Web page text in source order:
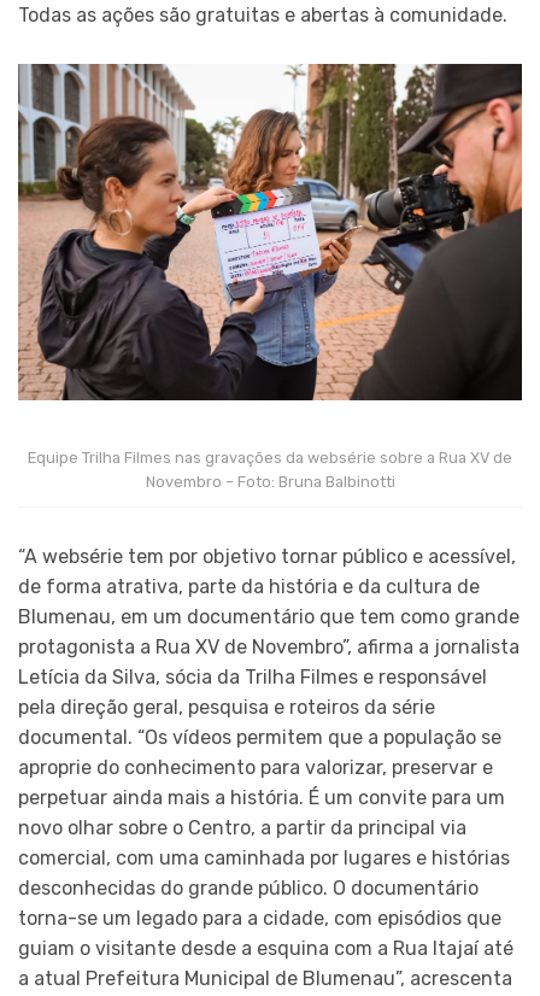
Todas as ações são gratuitas e abertas à comunidade.
Equipe Trilha Filmes nas gravações da websérie sobre a Rua XV de
Novembro – Foto: Bruna Balbinotti
“A websérie tem por objetivo tornar público e acessível,
de forma atrativa, parte da história e da cultura de
Blumenau, em um documentário que tem como grande
protagonista a Rua XV de Novembro”, afirma a jornalista
Letícia da Silva, sócia da Trilha Filmes e responsável
pela direção geral, pesquisa e roteiros da série
documental. “Os vídeos permitem que a população se
aproprie do conhecimento para valorizar, preservar e
perpetuar ainda mais a história. É um convite para um
novo olhar sobre o Centro, a partir da principal via
comercial, com uma caminhada por lugares e histórias
desconhecidas do grande público. O documentário
torna-se um legado para a cidade, com episódios que
guiam o visitante desde a esquina com a Rua Itajaí até
a atual Prefeitura Municipal de Blumenau”, acrescenta